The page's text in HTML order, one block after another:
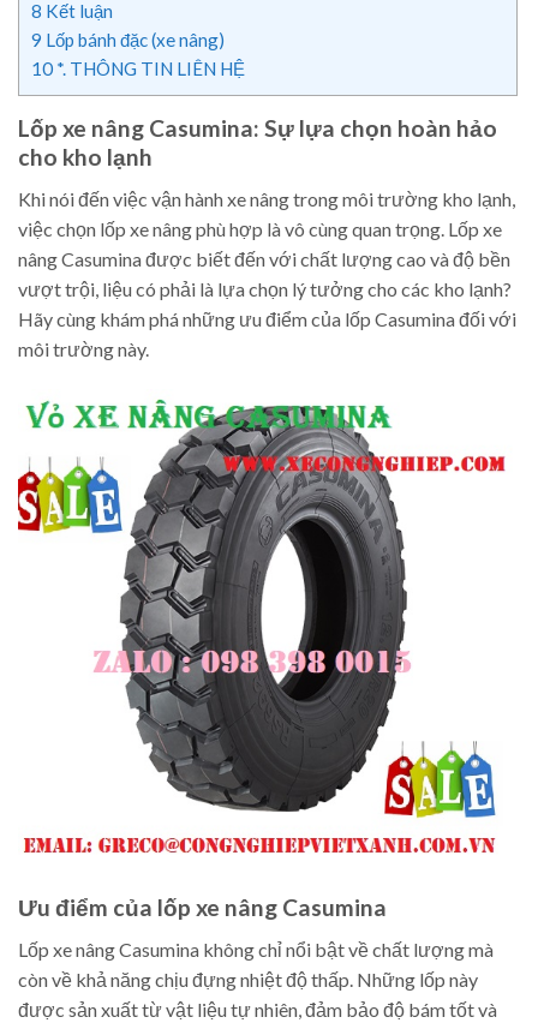
8 Kết luận
9 Lốp bánh đặc (xe nâng)
10 *. THÔNG TIN LIÊN HỆ
Lốp xe nâng Casumina: Sự lựa chọn hoàn hảo
cho kho lạnh
Khi nói đến việc vận hành xe nâng trong môi trường kho lạnh,
việc chọn lốp xe nâng phù hợp là vô cùng quan trọng. Lốp xe
nâng Casumina được biết đến với chất lượng cao và độ bền
vượt trội, liệu có phải là lựa chọn lý tưởng cho các kho lạnh?
Hãy cùng khám phá những ưu điểm của lốp Casumina đối với
môi trường này.
Ưu điểm của lốp xe nâng Casumina
Lốp xe nâng Casumina không chỉ nổi bật về chất lượng mà
còn về khả năng chịu đựng nhiệt độ thấp. Những lốp này
được sản xuất từ vật liệu tự nhiên, đảm bảo độ bám tốt và